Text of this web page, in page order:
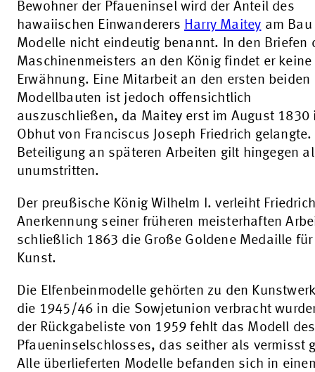
Bewohner der Pfaueninsel wird der Anteil des
hawaiischen Einwanderers Harry Maitey am Bau
Modelle nicht eindeutig benannt. In den Briefen
Maschinenmeisters an den König findet er keine
Erwähnung. Eine Mitarbeit an den ersten beiden
Modellbauten ist jedoch offensichtlich
auszuschließen, da Maitey erst im August 1830
Obhut von Franciscus Joseph Friedrich gelangte.
Beteiligung an späteren Arbeiten gilt hingegen
unumstritten.
Der preußische König Wilhelm I. verleiht
Anerkennung seiner früheren meisterhaften
schließlich 1863 die Große Goldene Medaille für
Kunst.
Die Elfenbeinmodelle gehörten zu den
die 1945/46 in die Sowjetunion verbracht
der Rückgabeliste von 1959 fehlt das Modell des
Pfaueninselschlosses, das seither als vermisst
Alle überlieferten Modelle befanden sich in